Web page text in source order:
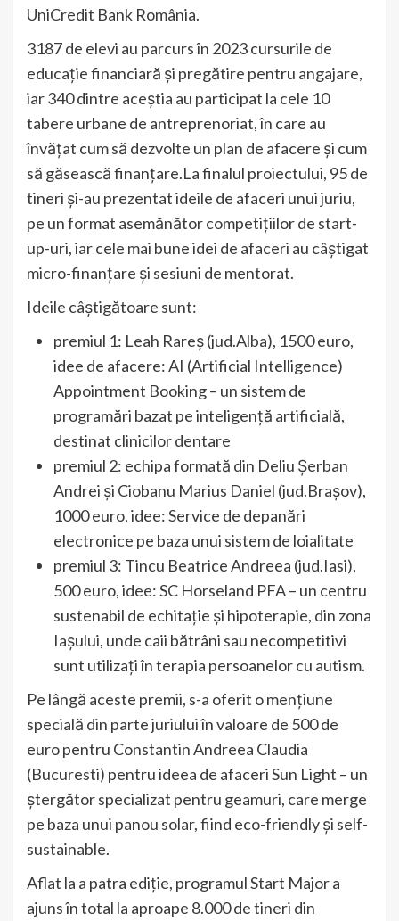
UniCredit Bank România.
3187 de elevi au parcurs în 2023 cursurile de
educație financiară și pregătire pentru angajare,
iar 340 dintre aceștia au participat la cele 10
tabere urbane de antreprenoriat, în care au
învățat cum să dezvolte un plan de afacere și cum
să găsească finanțare.La finalul proiectului, 95 de
tineri și-au prezentat ideile de afaceri unui juriu,
pe un format asemănător competițiilor de start-
up-uri, iar cele mai bune idei de afaceri au câștigat
micro-finanțare și sesiuni de mentorat.
Ideile câștigătoare sunt:
premiul 1: Leah Rareș (jud.Alba), 1500 euro,
idee de afacere: AI (Artificial Intelligence)
Appointment Booking – un sistem de
programări bazat pe inteligență artificială,
destinat clinicilor dentare
premiul 2: echipa formată din Deliu Șerban
Andrei și Ciobanu Marius Daniel (jud.Brașov),
1000 euro, idee: Service de depanări
electronice pe baza unui sistem de loialitate
premiul 3: Tincu Beatrice Andreea (jud.Iasi),
500 euro, idee: SC Horseland PFA – un centru
sustenabil de echitație și hipoterapie, din zona
Iașului, unde caii bătrâni sau necompetitivi
sunt utilizați în terapia persoanelor cu autism.
Pe lângă aceste premii, s-a oferit o mențiune
specială din parte juriului în valoare de 500 de
euro pentru Constantin Andreea Claudia
(Bucuresti) pentru ideea de afaceri Sun Light – un
ștergător specializat pentru geamuri, care merge
pe baza unui panou solar, fiind eco-friendly și self-
sustainable.
Aflat la a patra ediție, programul Start Major a
ajuns în total la aproape 8.000 de tineri din